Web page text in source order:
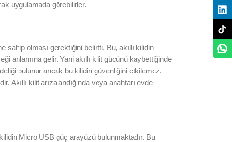
uygulamada görebilirler.
sahip olması gerektiğini belirtti. Bu, akıllı kilidin
anlamına gelir. Yani akıllı kilit gücünü kaybettiğinde
bulunur ancak bu kilidin güvenliğini etkilemez.
kilit arızalandığında veya anahtarı evde
Micro USB güç arayüzü bulunmaktadır. Bu